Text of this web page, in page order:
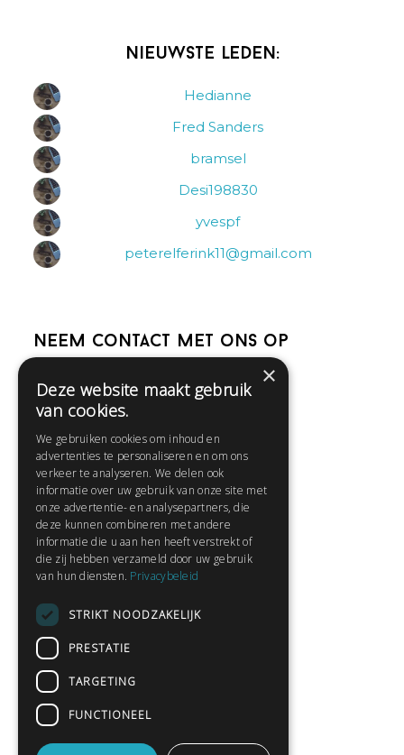
Nieuwste leden:
Hedianne
Fred Sanders
bramsel
Desi198830
yvespf
peterelferink11@gmail.com
Neem contact met ons op
Help
Contact
Huisregels
Snel naar:
Gratis aanmelden
Privacybeleid
Gedichten lezen
Schrijfwedstrijden
×
Deze website maakt gebruik
van cookies.
We gebruiken cookies om inhoud en
advertenties te personaliseren en om ons
verkeer te analyseren. We delen ook
informatie over uw gebruik van onze site met
onze advertentie- en analysepartners, die
deze kunnen combineren met andere
informatie die u aan hen heeft verstrekt of
die zij hebben verzameld door uw gebruik
van hun diensten. Privacybeleid
STRIKT NOODZAKELIJK
PRESTATIE
TARGETING
FUNCTIONEEL